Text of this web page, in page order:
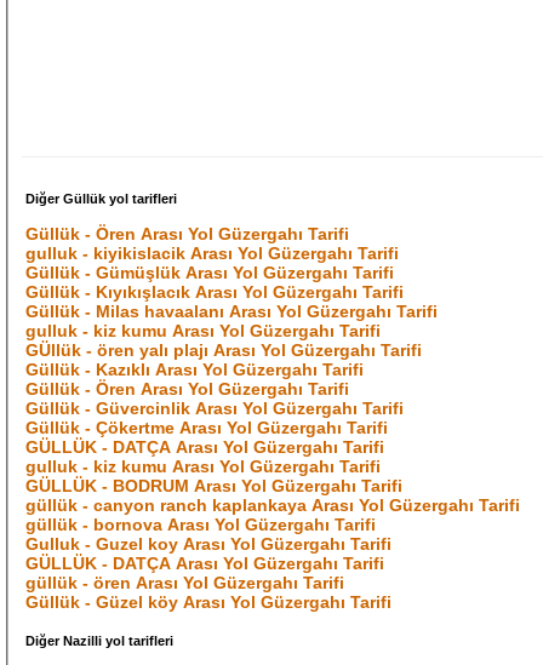
Diğer Güllük yol tarifleri
Güllük - Ören Arası Yol Güzergahı Tarifi
gulluk - kiyikislacik Arası Yol Güzergahı Tarifi
Güllük - Gümüşlük Arası Yol Güzergahı Tarifi
Güllük - Kıyıkışlacık Arası Yol Güzergahı Tarifi
Güllük - Milas havaalanı Arası Yol Güzergahı Tarifi
gulluk - kiz kumu Arası Yol Güzergahı Tarifi
GÜllük - ören yalı plajı Arası Yol Güzergahı Tarifi
Güllük - Kazıklı Arası Yol Güzergahı Tarifi
Güllük - Ören Arası Yol Güzergahı Tarifi
Güllük - Güvercinlik Arası Yol Güzergahı Tarifi
Güllük - Çökertme Arası Yol Güzergahı Tarifi
GÜLLÜK - DATÇA Arası Yol Güzergahı Tarifi
gulluk - kiz kumu Arası Yol Güzergahı Tarifi
GÜLLÜK - BODRUM Arası Yol Güzergahı Tarifi
güllük - canyon ranch kaplankaya Arası Yol Güzergahı Tarifi
güllük - bornova Arası Yol Güzergahı Tarifi
Gulluk - Guzel koy Arası Yol Güzergahı Tarifi
GÜLLÜK - DATÇA Arası Yol Güzergahı Tarifi
güllük - ören Arası Yol Güzergahı Tarifi
Güllük - Güzel köy Arası Yol Güzergahı Tarifi
Diğer Nazilli yol tarifleri